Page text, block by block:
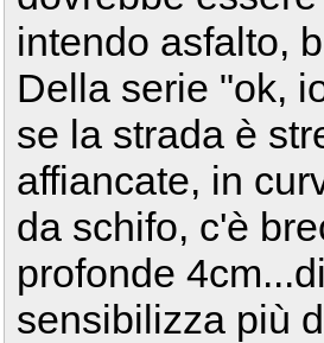
intendo asfalto,
Della serie "ok,
se la strada è
affiancate, in
da schifo, c'è
profonde
sensibilizza più